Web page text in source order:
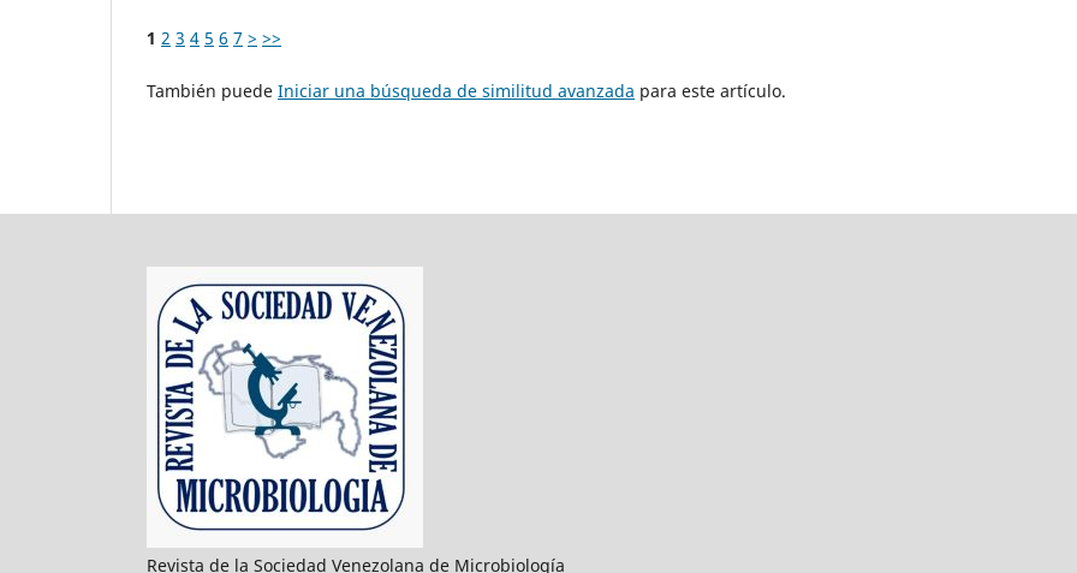
1 2 3 4 5 6 7 > >>
También puede Iniciar una búsqueda de similitud avanzada para este artículo.
Revista de la Sociedad Venezolana de Microbiología